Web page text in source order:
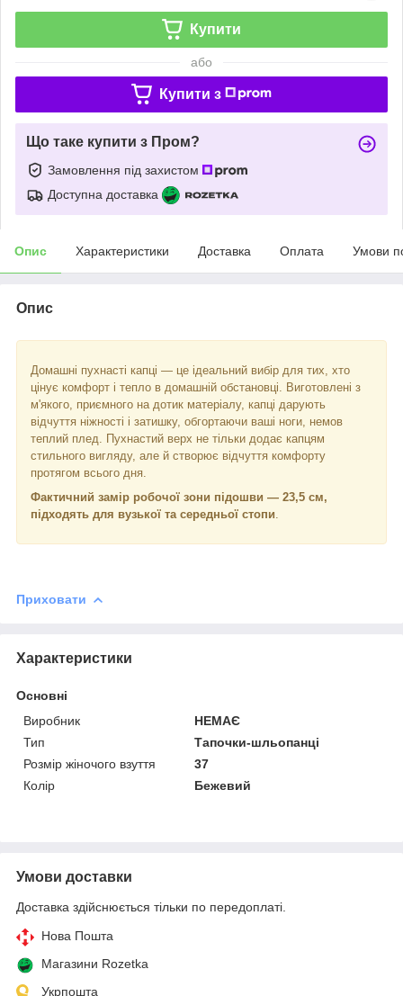
Купити
або
Купити з
Що таке купити з Пром?
Замовлення під захистом
Доступна доставка
Опис Характеристики Доставка Оплата Умови
Опис
Домашні пухнасті капці — це ідеальний вибір для тих, хто
цінує комфорт і тепло в домашній обстановці. Виготовлені з
м'якого, приємного на дотик матеріалу, капці дарують
відчуття ніжності і затишку, обгортаючи ваші ноги, немов
теплий плед. Пухнастий верх не тільки додає капцям
стильного вигляду, але й створює відчуття комфорту
протягом всього дня.
Фактичний замір робочої зони підошви — 23,5 см,
підходять для вузької та середньої стопи
Приховати
Характеристики
Основні
Виробник
НЕМАЄ
Тип
Тапочки-шльопанці
Розмір жіночого взуття
37
Колір
Бежевий
Умови доставки
Доставка здійснюється тільки по передоплаті.
Нова Пошта
Магазини Rozetka
Укрпошта